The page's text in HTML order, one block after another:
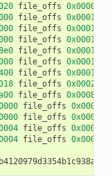
file_offs
file_offs
file_offs
file_offs
file_offs
file_offs
file_offs
file_offs
file_offs
file_offs
file_offs
file_offs
file_offs